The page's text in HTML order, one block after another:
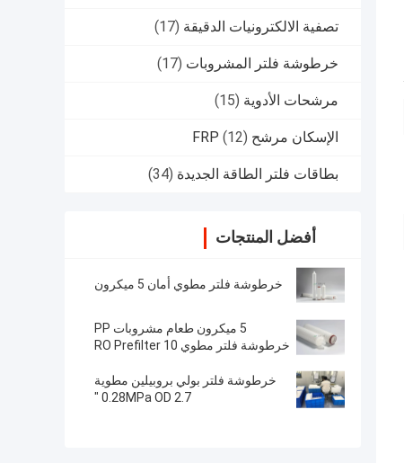
تصفية الالكترونيات الدقيقة (17)
خرطوشة فلتر المشروبات (17)
مرشحات الأدوية (15)
الإسكان مرشح FRP (12)
بطاقات فلتر الطاقة الجديدة (34)
أفضل المنتجات
خرطوشة فلتر مطوي أمان 5 ميكرون
5 ميكرون طعام مشروبات PP
خرطوشة فلتر مطوي RO Prefilter 10
خرطوشة فلتر بولي بروبيلين مطوية
0.28MPa OD 2.7 "